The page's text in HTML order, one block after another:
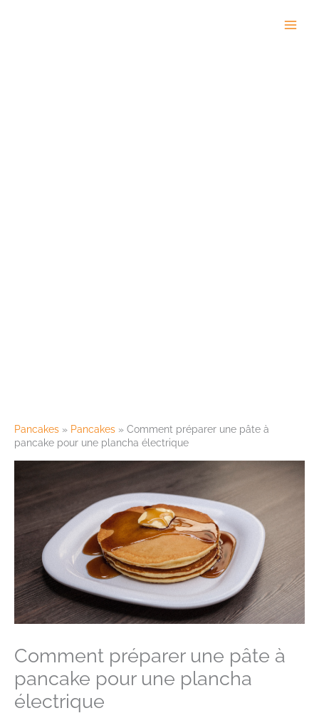
Pancakes » Pancakes » Comment préparer une pâte à
pancake pour une plancha électrique
Comment préparer une pâte à
pancake pour une plancha
électrique